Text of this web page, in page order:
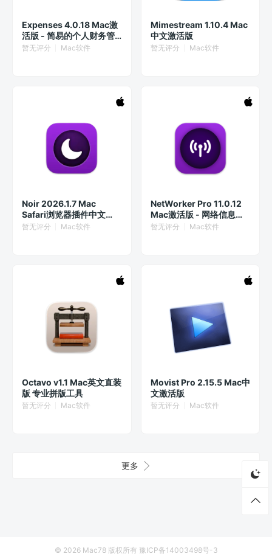
Expenses 4.0.18 Mac激
活版 - 简易的个人财务管
理应用
暂无评分 Mac软件
Mimestream 1.10.4 Mac
中文激活版
暂无评分 Mac软件
Noir 2026.1.7 Mac
Safari浏览器插件中文
Mac激活版
暂无评分 Mac软件
NetWorker Pro 11.0.12
Mac激活版 - 网络信息管
理工具
暂无评分 Mac软件
Octavo v1.1 Mac英文直装
版 专业拼版工具
暂无评分 Mac软件
Movist Pro 2.15.5 Mac中
文激活版
暂无评分 Mac软件
更多
© 2026 Mac78版权所有 豫ICP备14003498号-3